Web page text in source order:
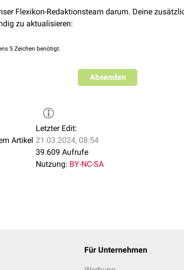
Flexikon-Redaktionsteam darum. Deine
zu aktualisieren:
5 Zeichen benötigt.
Absenden
Artikel
Letzter Edit:
21.03.2024, 08:54
39.609 Aufrufe
Nutzung: BY-NC-SA
Für Unternehmen